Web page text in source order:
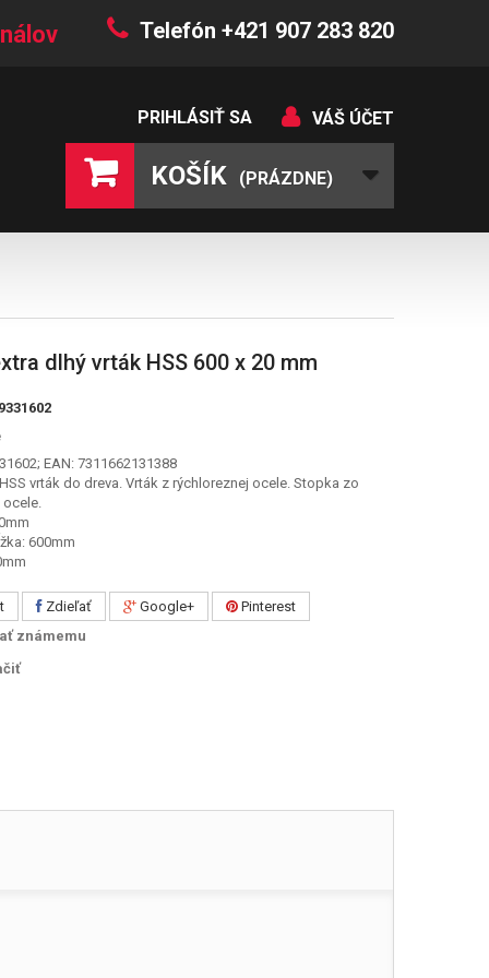
Telefón +421 907 283 820
VÁŠ ÚČET
PRIHLÁSIŤ SA
KOŠÍK (PRÁZDNE)
dlhý vrták HSS 600 x 20 mm
EAN: 7311662131388
vrták do dreva. Vrták z rýchloreznej ocele. Stopka zo
ocele.
600mm
Zdieľať Google+
Pinterest
známemu